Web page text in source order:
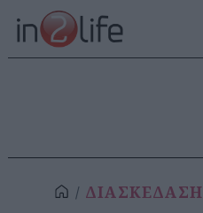
ΔΙΑΣΚΕΔΑΣΗ